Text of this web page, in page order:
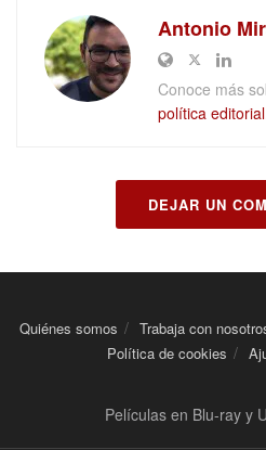
Antonio
Conoce más
política
DEJAR UN
Quiénes somos Trabaja con
Política de cookies
Películas en Blu-ray y